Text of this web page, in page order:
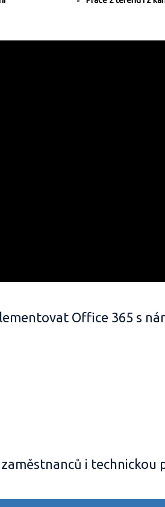
Office 365 s
i technickou